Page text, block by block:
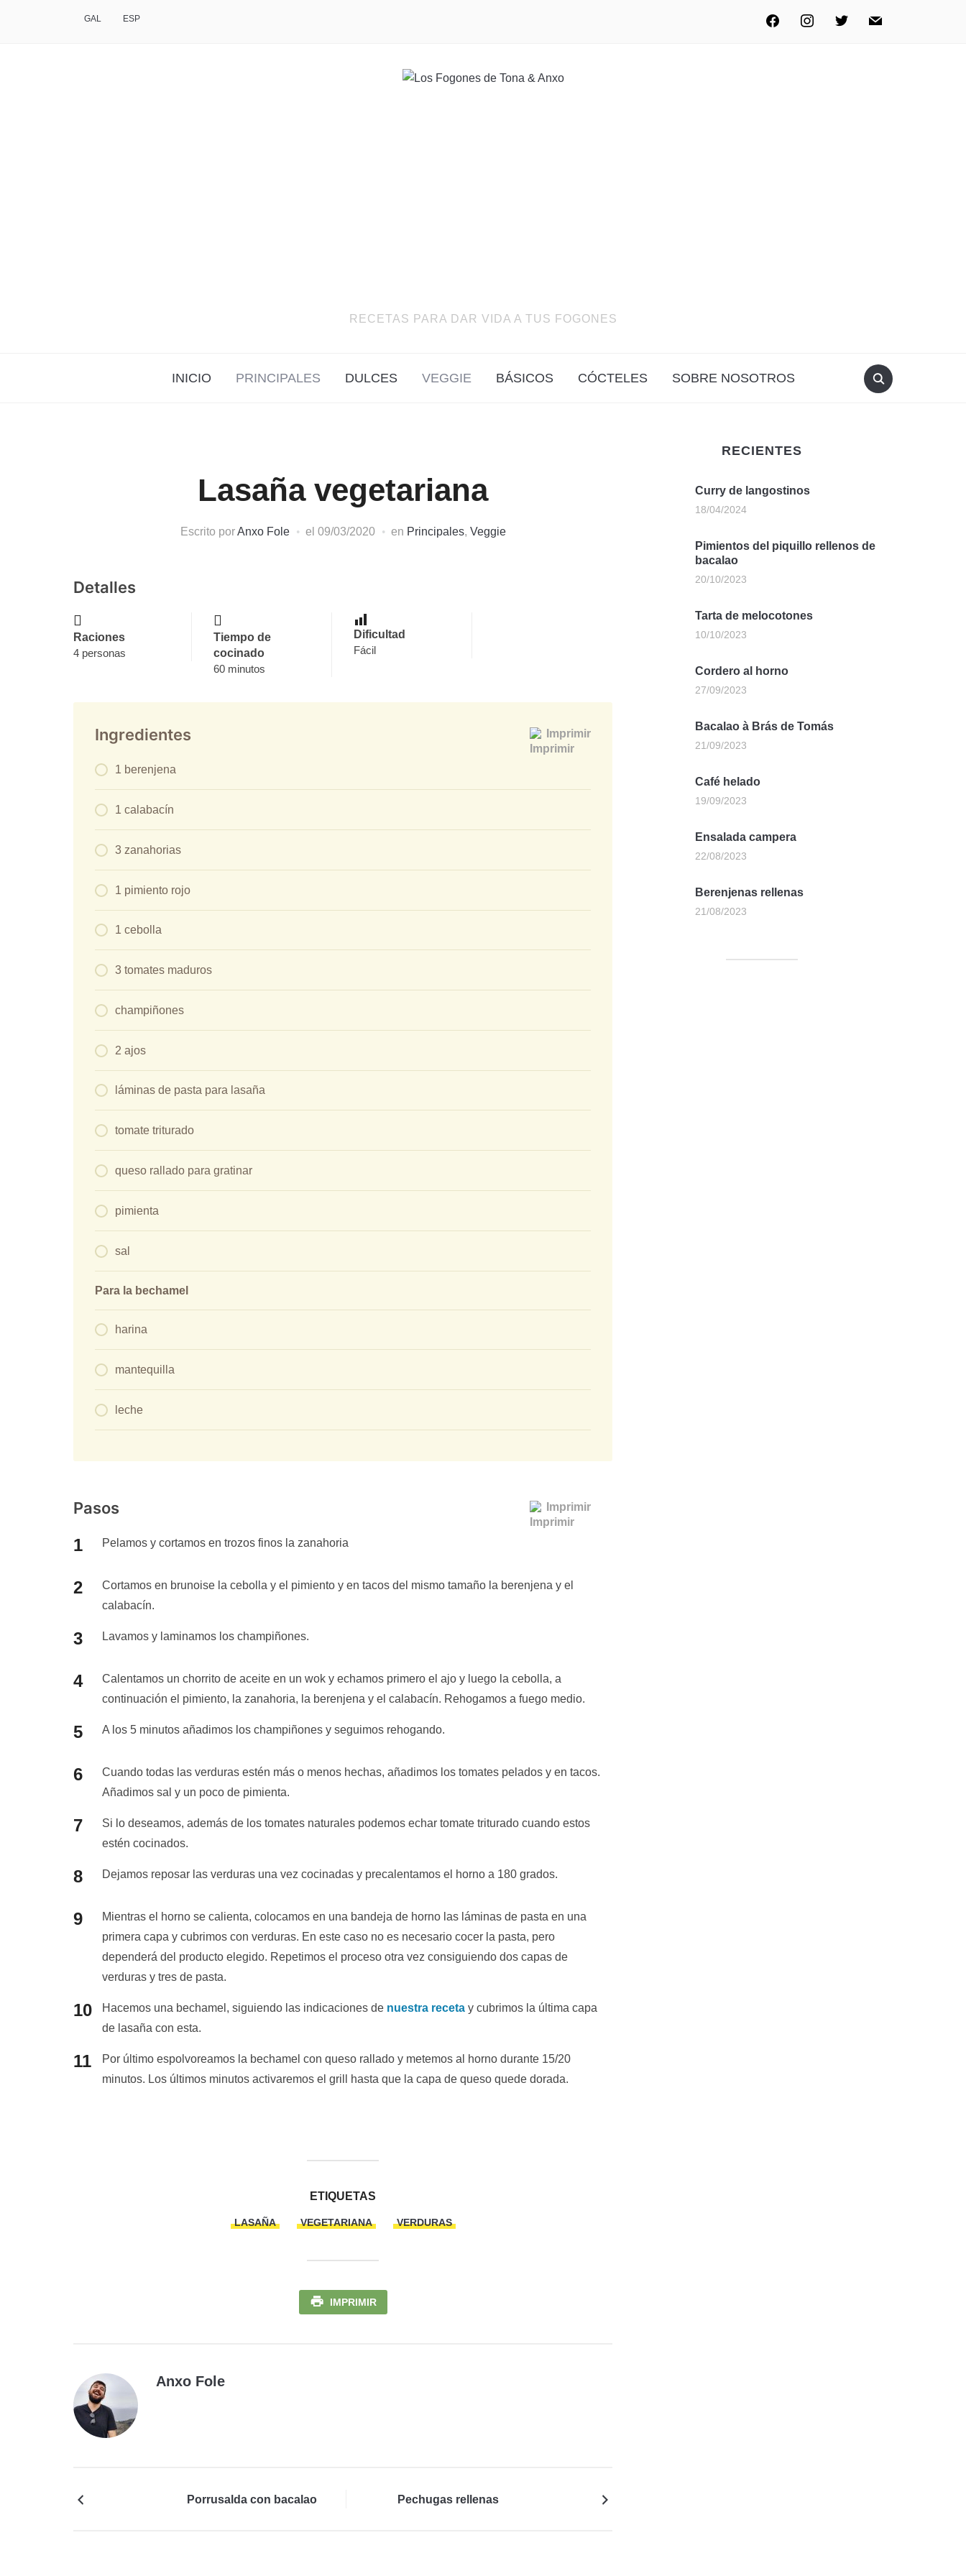
GAL ESP
RECETAS PARA DAR VIDA A TUS FOGONES
INICIO PRINCIPALES DULCES VEGGIE BÁSICOS CÓCTELES SOBRE NOSOTROS
Lasaña vegetariana
Escrito porAnxo Fole el 09/03/2020 en Principales, Veggie
Detalles
Raciones
4 personas
Tiempo de
cocinado
60 minutos
Dificultad
Fácil
Imprimir
Ingredientes
1 berenjena
1 calabacín
3 zanahorias
1 pimiento rojo
1 cebolla
3 tomates maduros
champiñones
2 ajos
láminas de pasta para lasaña
tomate triturado
queso rallado para gratinar
pimienta
sal
Para la bechamel
harina
mantequilla
leche
Imprimir
Pasos
Pelamos y cortamos en trozos finos la zanahoria
Cortamos en brunoise la cebolla y el pimiento y en tacos del mismo tamaño la berenjena y el
calabacín.
Lavamos y laminamos los champiñones.
Calentamos un chorrito de aceite en un wok y echamos primero el ajo y luego la cebolla, a
continuación el pimiento, la zanahoria, la berenjena y el calabacín. Rehogamos a fuego medio.
A los 5 minutos añadimos los champiñones y seguimos rehogando.
Cuando todas las verduras estén más o menos hechas, añadimos los tomates pelados y en tacos.
Añadimos sal y un poco de pimienta.
Si lo deseamos, además de los tomates naturales podemos echar tomate triturado cuando estos
estén cocinados.
Dejamos reposar las verduras una vez cocinadas y precalentamos el horno a 180 grados.
Mientras el horno se calienta, colocamos en una bandeja de horno las láminas de pasta en una
primera capa y cubrimos con verduras. En este caso no es necesario cocer la pasta, pero
dependerá del producto elegido. Repetimos el proceso otra vez consiguiendo dos capas de
verduras y tres de pasta.
Hacemos una bechamel, siguiendo las indicaciones de nuestra receta y cubrimos la última capa
de lasaña con esta.
Por último espolvoreamos la bechamel con queso rallado y metemos al horno durante 15/20
minutos. Los últimos minutos activaremos el grill hasta que la capa de queso quede dorada.
ETIQUETAS
LASAÑA VEGETARIANA VERDURAS
IMPRIMIR
Anxo Fole
Porrusalda con bacalao Pechugas rellenas
RECIENTES
Curry de langostinos
18/04/2024
Pimientos del piquillo rellenos de
bacalao
20/10/2023
Tarta de melocotones
10/10/2023
Cordero al horno
27/09/2023
Bacalao à Brás de Tomás
21/09/2023
Café helado
19/09/2023
Ensalada campera
22/08/2023
Berenjenas rellenas
21/08/2023